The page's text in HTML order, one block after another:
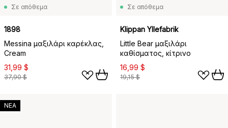
Σε απόθεμα
1898
Messina μαξιλάρι καρέκλας,
Cream
31,99 $
37,90 $
Σε απόθεμα
Klippan Yllefabrik
Little Bear μαξιλάρι
καθίσματος, κίτρινο
16,99 $
19,15 $
ΝΕΑ